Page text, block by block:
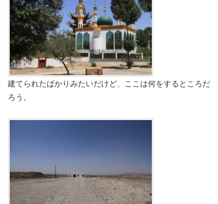
建てられたばかりみたいだけど、ここは何をするところだ
ろう。